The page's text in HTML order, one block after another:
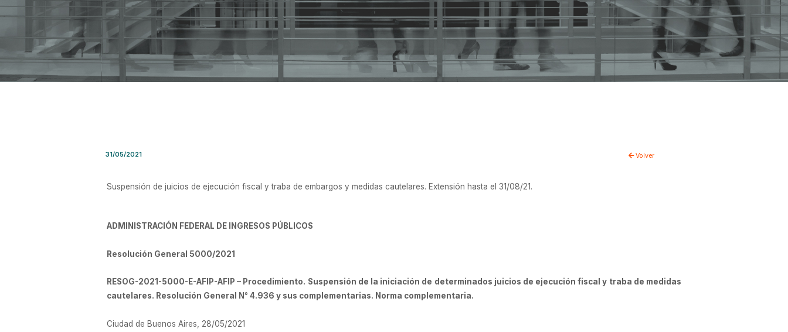
31/05/2021 Volver
Suspensión de juicios de ejecución fiscal y traba de embargos y medidas cautelares. Extensión hasta el 31/08/21.
ADMINISTRACIÓN FEDERAL DE INGRESOS PÚBLICOS
Resolución General 5000/2021
RESOG-2021-5000-E-AFIP-AFIP – Procedimiento. Suspensión de la iniciación de determinados juicios de ejecución fiscal y traba de medidas
cautelares. Resolución General N° 4.936 y sus complementarias. Norma complementaria.
Ciudad de Buenos Aires, 28/05/2021